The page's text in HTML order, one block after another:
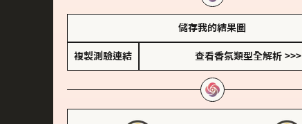
儲存我的結果圖
複製測驗連結 查看香氛類型全解析 >>>